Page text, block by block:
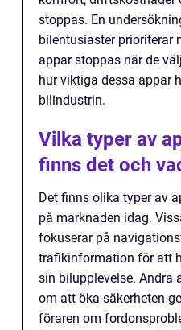
stoppas. En
bilentusiaster prioriterar
appar stoppas när de
hur viktiga dessa appar
bilindustrin.
Vilka typer av
finns det och
Det finns olika typer av
på marknaden idag.
fokuserar på
trafikinformation för att
sin bilupplevelse. Andra
om att öka säkerheten
föraren om